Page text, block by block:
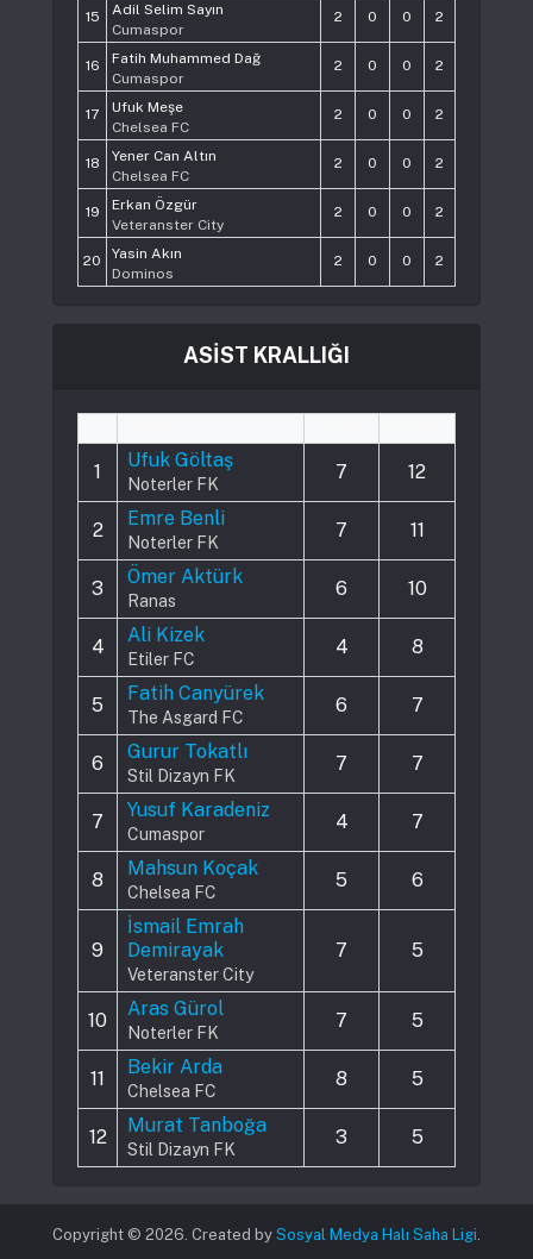
15
Adil Selim Sayın
Cumaspor
2 0 0 2
16
Fatih Muhammed Dağ
Cumaspor
2 0 0 2
17
Ufuk Meşe
Chelsea FC
2 0 0 2
18
Yener Can Altın
Chelsea FC
2 0 0 2
19
Erkan Özgür
Veteranster City
2 0 0 2
20
Yasin Akın
Dominos
2 0 0 2
ASİST KRALLIĞI
1
Ufuk Göltaş
Noterler FK
7 12
2
Emre Benli
Noterler FK
7 11
3
Ömer Aktürk
Ranas
6 10
4
Ali Kizek
Etiler FC
4 8
5
Fatih Canyürek
The Asgard FC
6 7
6
Gurur Tokatlı
Stil Dizayn FK
7 7
7
Yusuf Karadeniz
Cumaspor
4 7
8
Mahsun Koçak
Chelsea FC
5 6
9
İsmail Emrah
Demirayak
Veteranster City
7 5
10
Aras Gürol
Noterler FK
7 5
11
Bekir Arda
Chelsea FC
8 5
12
Murat Tanboğa
Stil Dizayn FK
3 5
Copyright © 2026. Created by Sosyal Medya Halı Saha Ligi